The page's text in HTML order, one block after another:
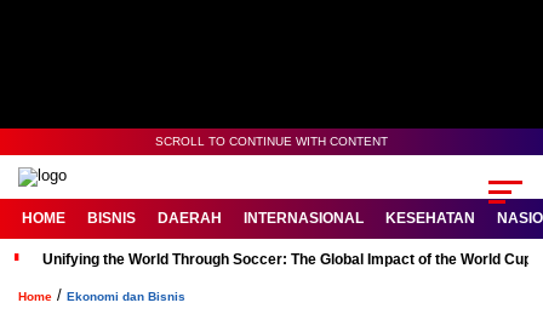
SCROLL TO CONTINUE WITH CONTENT
HOME BISNIS DAERAH INTERNASIONAL KESEHATAN
Unifying the World Through Soccer: The Global Impact of the World Cup
Home / Ekonomi dan Bisnis